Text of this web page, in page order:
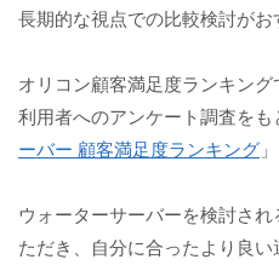
長期的な視点での比較検討がお
オリコン顧客満足度ランキン
利用者へのアンケート調査を
ーバー 顧客満足度ランキング
ウォーターサーバーを検討さ
ただき、自分に合ったより良